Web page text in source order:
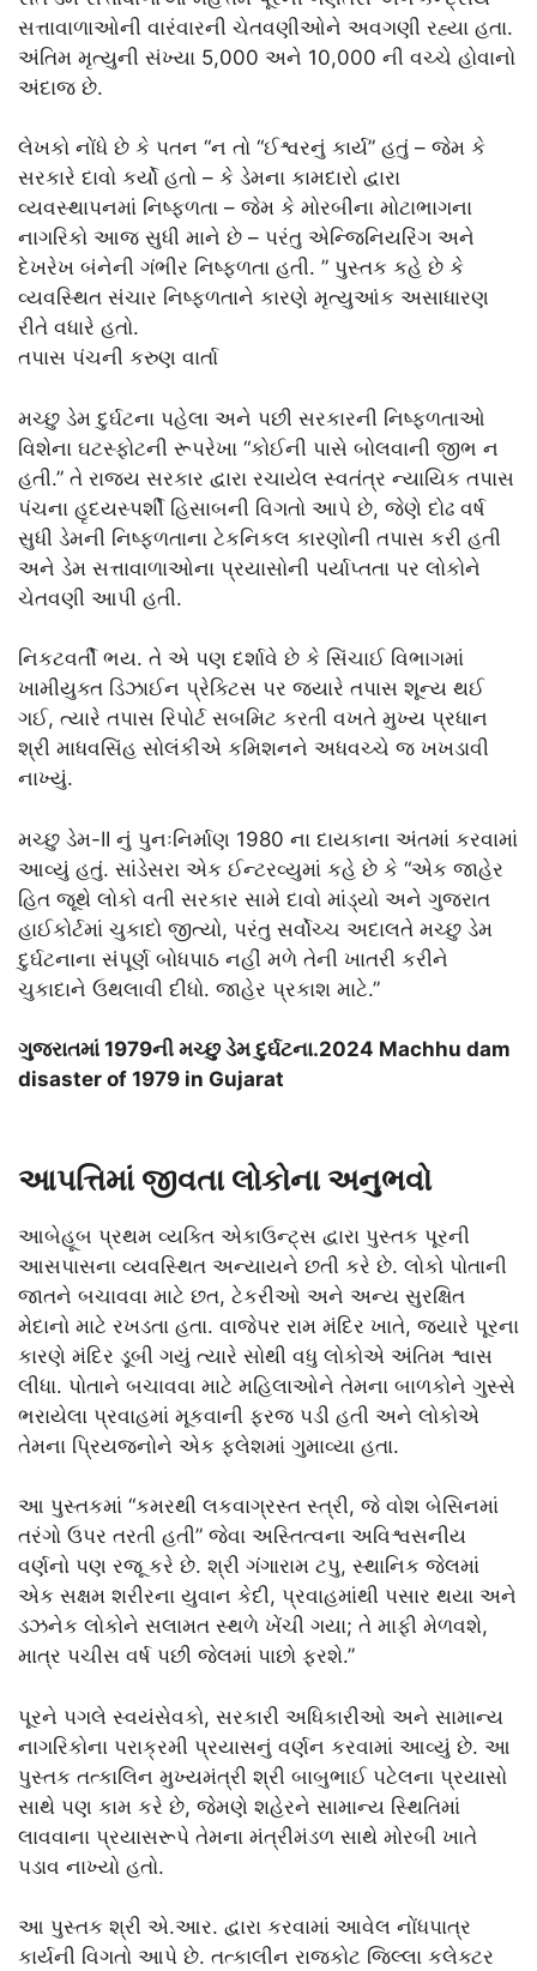
સત્તાવાળાઓની વારંવારની ચેતવણીઓને અવગણી રહ્યા હતા.
અંતિમ મૃત્યુની સંખ્યા 5,000 અને 10,000 ની વચ્ચે હોવાનો
અંદાજ છે.
લેખકો નોંધે છે કે પતન “ન તો “ઈશ્વરનું કાર્ય” હતું – જેમ કે
સરકારે દાવો કર્યો હતો – કે ડેમના કામદારો દ્વારા
વ્યવસ્થાપનમાં નિષ્ફળતા – જેમ કે મોરબીના મોટાભાગના
નાગરિકો આજ સુધી માને છે – પરંતુ એન્જિનિયરિંગ અને
દેખરેખ બંનેની ગંભીર નિષ્ફળતા હતી. ” પુસ્તક કહે છે કે
વ્યવસ્થિત સંચાર નિષ્ફળતાને કારણે મૃત્યુઆંક અસાધારણ
રીતે વધારે હતો.
તપાસ પંચની કરુણ વાર્તા
મચ્છુ ડેમ દુર્ઘટના પહેલા અને પછી સરકારની નિષ્ફળતાઓ
વિશેના ઘટસ્ફોટની રૂપરેખા “કોઈની પાસે બોલવાની જીભ ન
હતી.” તે રાજ્ય સરકાર દ્વારા રચાયેલ સ્વતંત્ર ન્યાયિક તપાસ
પંચના હૃદયસ્પર્શી હિસાબની વિગતો આપે છે, જેણે દોઢ વર્ષ
સુધી ડેમની નિષ્ફળતાના ટેકનિકલ કારણોની તપાસ કરી હતી
અને ડેમ સત્તાવાળાઓના પ્રયાસોની પર્યાપ્તતા પર લોકોને
ચેતવણી આપી હતી.
નિકટવર્તી ભય. તે એ પણ દર્શાવે છે કે સિંચાઈ વિભાગમાં
ખામીયુક્ત ડિઝાઈન પ્રેક્ટિસ પર જ્યારે તપાસ શૂન્ય થઈ
ગઈ, ત્યારે તપાસ રિપોર્ટ સબમિટ કરતી વખતે મુખ્ય પ્રધાન
શ્રી માધવસિંહ સોલંકીએ કમિશનને અધવચ્ચે જ ખખડાવી
નાખ્યું.
મચ્છુ ડેમ-II નું પુનઃનિર્માણ 1980 ના દાયકાના અંતમાં કરવામાં
આવ્યું હતું. સાંડેસરા એક ઈન્ટરવ્યુમાં કહે છે કે “એક જાહેર
હિત જૂથે લોકો વતી સરકાર સામે દાવો માંડ્યો અને ગુજરાત
હાઈકોર્ટમાં ચુકાદો જીત્યો, પરંતુ સર્વોચ્ચ અદાલતે મચ્છુ ડેમ
દુર્ઘટનાના સંપૂર્ણ બોધપાઠ નહીં મળે તેની ખાતરી કરીને
ચુકાદાને ઉથલાવી દીધો. જાહેર પ્રકાશ માટે.”
ગુજરાતમાં 1979ની મચ્છુ ડેમ દુર્ઘટના.2024 Machhu dam
disaster of 1979 in Gujarat
આપત્તિમાં જીવતા લોકોના અનુભવો
આબેહૂબ પ્રથમ વ્યક્તિ એકાઉન્ટ્સ દ્વારા પુસ્તક પૂરની
આસપાસના વ્યવસ્થિત અન્યાયને છતી કરે છે. લોકો પોતાની
જાતને બચાવવા માટે છત, ટેકરીઓ અને અન્ય સુરક્ષિત
મેદાનો માટે રખડતા હતા. વાજેપર રામ મંદિર ખાતે, જ્યારે પૂરના
કારણે મંદિર ડૂબી ગયું ત્યારે સોથી વધુ લોકોએ અંતિમ શ્વાસ
લીધા. પોતાને બચાવવા માટે મહિલાઓને તેમના બાળકોને ગુસ્સે
ભરાયેલા પ્રવાહમાં મૂકવાની ફરજ પડી હતી અને લોકોએ
તેમના પ્રિયજનોને એક ફ્લેશમાં ગુમાવ્યા હતા.
આ પુસ્તકમાં “કમરથી લકવાગ્રસ્ત સ્ત્રી, જે વોશ બેસિનમાં
તરંગો ઉપર તરતી હતી” જેવા અસ્તિત્વના અવિશ્વસનીય
વર્ણનો પણ રજૂ કરે છે. શ્રી ગંગારામ ટપુ, સ્થાનિક જેલમાં
એક સક્ષમ શરીરના યુવાન કેદી, પ્રવાહમાંથી પસાર થયા અને
ડઝનેક લોકોને સલામત સ્થળે ખેંચી ગયા; તે માફી મેળવશે,
માત્ર પચીસ વર્ષ પછી જેલમાં પાછો ફરશે.”
પૂરને પગલે સ્વયંસેવકો, સરકારી અધિકારીઓ અને સામાન્ય
નાગરિકોના પરાક્રમી પ્રયાસનું વર્ણન કરવામાં આવ્યું છે. આ
પુસ્તક તત્કાલિન મુખ્યમંત્રી શ્રી બાબુભાઈ પટેલના પ્રયાસો
સાથે પણ કામ કરે છે, જેમણે શહેરને સામાન્ય સ્થિતિમાં
લાવવાના પ્રયાસરૂપે તેમના મંત્રીમંડળ સાથે મોરબી ખાતે
પડાવ નાખ્યો હતો.
આ પુસ્તક શ્રી એ.આર. દ્વારા કરવામાં આવેલ નોંધપાત્ર
કાર્યની વિગતો આપે છે. તત્કાલીન રાજકોટ જિલ્લા કલેક્ટર